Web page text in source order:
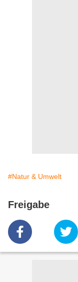
#Natur & Umwelt
Freigabe